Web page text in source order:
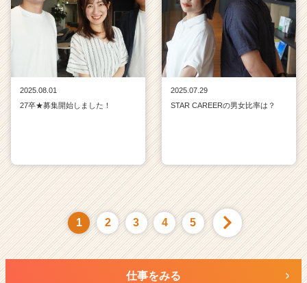
2025.08.01
27卒★募集開始しました！
2025.07.29
STAR CAREERの男女比率は？
1 2 3 4 5
仕事をみる